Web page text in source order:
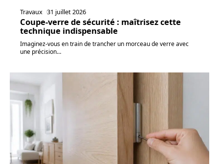
Travaux 31 juillet 2026
Coupe-verre de sécurité : maîtrisez cette
technique indispensable
Imaginez-vous en train de trancher un morceau de verre avec
une précision…